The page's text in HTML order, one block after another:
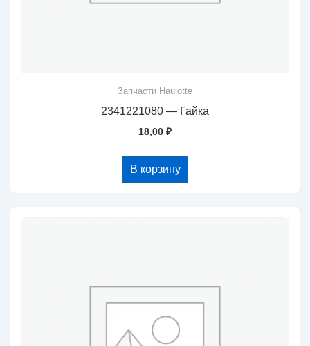
Запчасти Haulotte
2341221080 — Гайка
18,00 ₽
В корзину